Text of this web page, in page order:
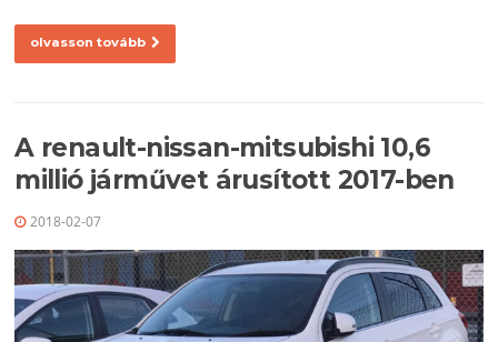
olvasson tovább
A renault-nissan-mitsubishi 10,6
millió járművet árusított 2017-ben
2018-02-07